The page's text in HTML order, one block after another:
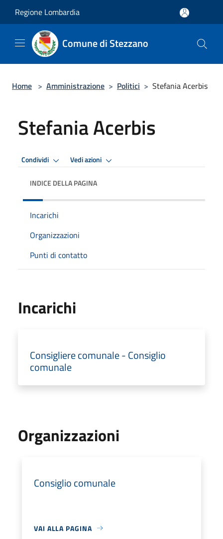
Regione Lombardia
Comune di Stezzano
Home > Amministrazione > Politici > Stefania Acerbis
Stefania Acerbis
Condividi Vedi azioni
INDICE DELLA PAGINA
Incarichi
Organizzazioni
Punti di contatto
Incarichi
Consigliere comunale - Consiglio
comunale
Organizzazioni
Consiglio comunale
VAI ALLA PAGINA